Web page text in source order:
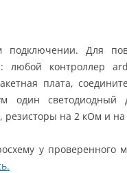
подключении. Для
любой контроллер
плата,
один светодиодный
резисторы на 2 кОм и
у проверенного